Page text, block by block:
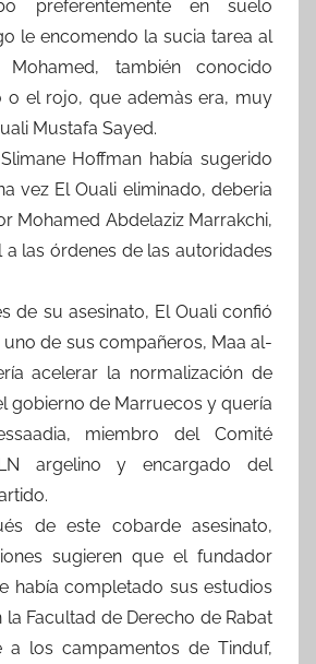
preferentemente en suelo
le encomendo la sucia tarea al
Mohamed, también conocido
o el rojo, que ademàs era, muy
Mustafa Sayed.
Hoffman había sugerido
vez El Ouali eliminado, deberia
Mohamed Abdelaziz Marrakchi,
a las órdenes de las autoridades
de su asesinato, El Ouali confió
de sus compañeros, Maa al-
acelerar la normalización de
gobierno de Marruecos y quería
miembro del Comité
argelino y encargado del
de este cobarde asesinato,
sugieren que el fundador
había completado sus estudios
la Facultad de Derecho de Rabat
a los campamentos de Tinduf,